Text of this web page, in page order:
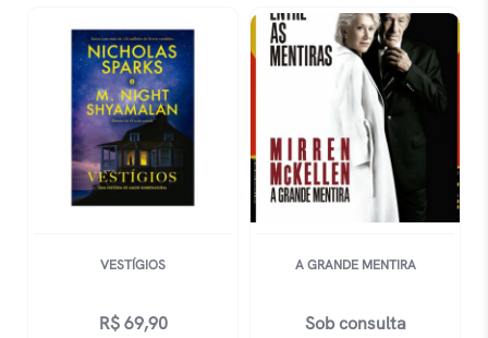
VESTÍGIOS
R$69,90
A GRANDE MENTIRA
Sob consulta